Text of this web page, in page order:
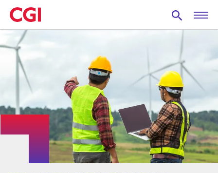
Skip
to
main
content